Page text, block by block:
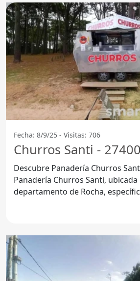
Fecha: 8/9/25 - Visitas: 706
Churros Santi -
Descubre Panadería Churros Santi
Panadería Churros Santi,
departamento de Rocha,